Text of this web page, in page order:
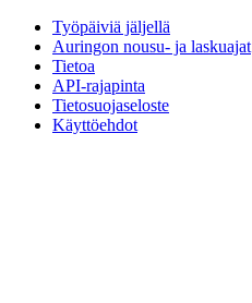
Työpäiviä jäljellä
Auringon nousu- ja laskuajat
Tietoa
API-rajapinta
Tietosuojaseloste
Käyttöehdot